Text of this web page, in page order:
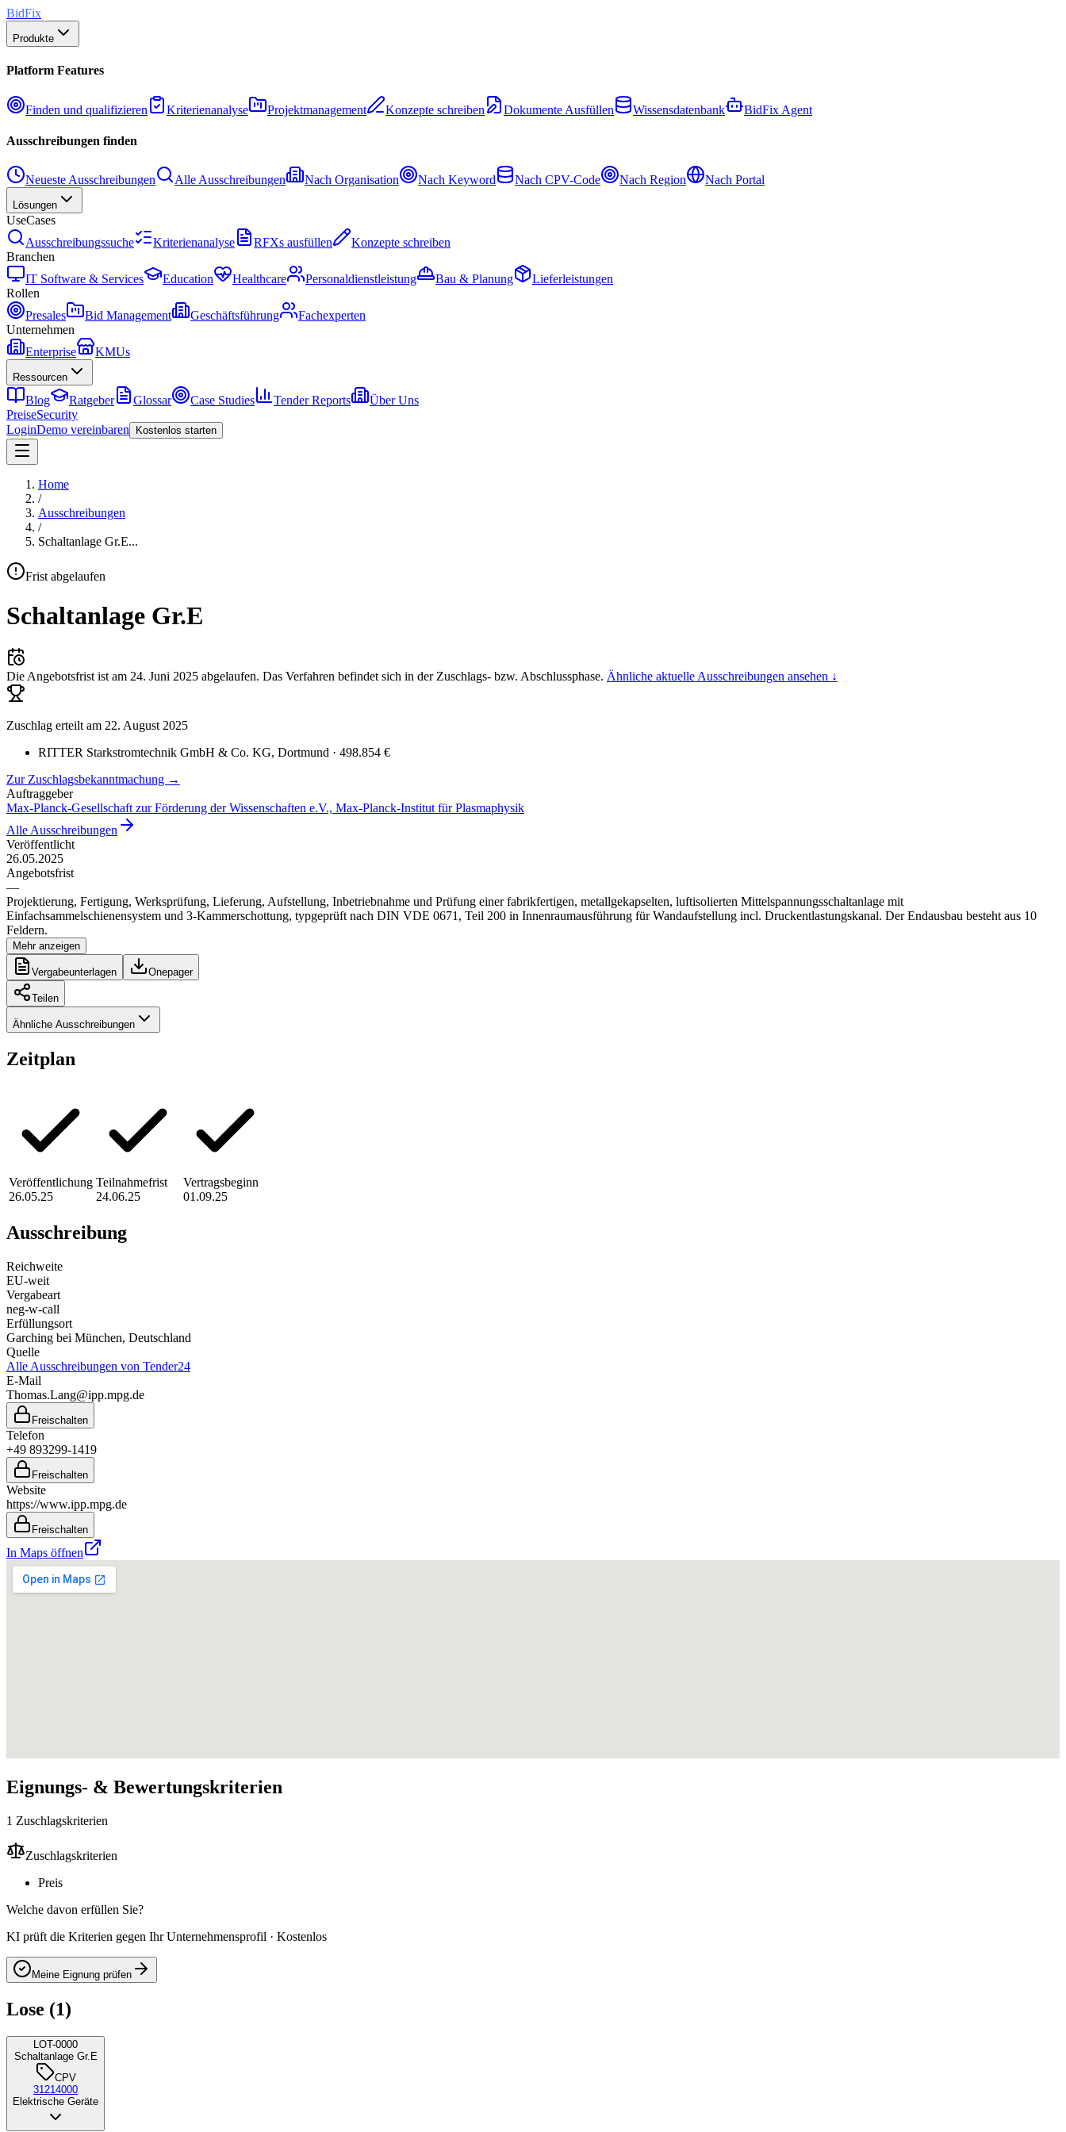
BidFix
Produkte
Platform Features
Finden und qualifizieren Kriterienanalyse Projektmanagement Konzepte schreiben Dokumente Ausfüllen Wissensdatenbank BidFix Agent
Ausschreibungen finden
Neueste Ausschreibungen Alle Ausschreibungen Nach Organisation Nach Keyword Nach CPV-Code Nach Region Nach Portal
Lösungen
UseCases
Ausschreibungssuche
Kriterienanalyse RFXs ausfüllen
Konzepte schreiben
Branchen
IT Software & Services
Education Healthcare Personaldienstleistung Bau & Planung
Lieferleistungen
Rollen
Presales
Bid Management Geschäftsführung
Fachexperten
Unternehmen
Enterprise
KMUs
Ressourcen
Blog Ratgeber Glossar Case Studies Tender Reports
Über Uns
PreiseSecurity
LoginDemo vereinbaren Kostenlos starten
Home
/
Ausschreibungen
/
Schaltanlage Gr.E...
Frist abgelaufen
Schaltanlage Gr.E
Die Angebotsfrist ist am 24. Juni 2025 abgelaufen. Das Verfahren befindet sich in der Zuschlags- bzw. Abschlussphase. Ähnliche aktuelle Ausschreibungen ansehen ↓
Zuschlag erteilt am 22. August 2025
RITTER Starkstromtechnik GmbH & Co. KG, Dortmund · 498.854 €
Zur Zuschlagsbekanntmachung →
Auftraggeber
Max-Planck-Gesellschaft zur Förderung der Wissenschaften e.V., Max-Planck-Institut für Plasmaphysik
Alle Ausschreibungen
Veröffentlicht
26.05.2025
Angebotsfrist
—
Projektierung, Fertigung, Werksprüfung, Lieferung, Aufstellung, Inbetriebnahme und Prüfung einer fabrikfertigen, metallgekapselten, luftisolierten Mittelspannungsschaltanlage mit
Einfachsammelschienensystem und 3-Kammerschottung, typgeprüft nach DIN VDE 0671, Teil 200 in Innenraumausführung für Wandaufstellung incl. Druckentlastungskanal. Der Endausbau besteht aus 10
Feldern.
Mehr anzeigen
Vergabeunterlagen Onepager
Teilen
Ähnliche Ausschreibungen
Zeitplan
Veröffentlichung
26.05.25
Teilnahmefrist
24.06.25
Vertragsbeginn
01.09.25
Ausschreibung
Reichweite
EU-weit
Vergabeart
neg-w-call
Erfüllungsort
Garching bei München, Deutschland
Quelle
Alle Ausschreibungen von Tender24
E-Mail
Thomas.Lang@ipp.mpg.de
Freischalten
Telefon
+49 893299-1419
Freischalten
Website
https://www.ipp.mpg.de
Freischalten
In Maps öffnen
Eignungs- & Bewertungskriterien
1 Zuschlagskriterien
Zuschlagskriterien
Preis
Welche davon erfüllen Sie?
KI prüft die Kriterien gegen Ihr Unternehmensprofil · Kostenlos
Meine Eignung prüfen
Lose (1)
LOT-0000
Schaltanlage Gr.E
CPV
31214000
Elektrische Geräte